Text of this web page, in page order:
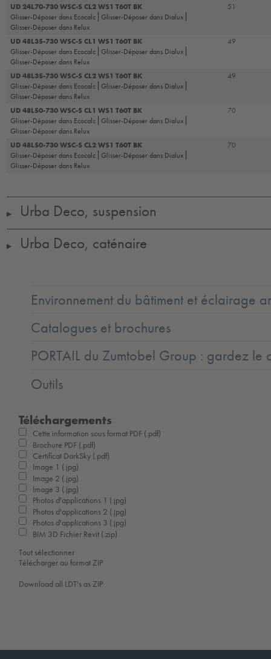
UD 24L70-730 WSC-S CL2 WS1 T60T BK
Glisser-Déposer dans Ecocalc Glisser-Déposer dans Dialux
Glisser-Déposer dans Relux
51
UD 48L35-730 WSC-S CL1 WS1 T60T BK
Glisser-Déposer dans Ecocalc Glisser-Déposer dans Dialux
Glisser-Déposer dans Relux
49
UD 48L35-730 WSC-S CL2 WS1 T60T BK
Glisser-Déposer dans Ecocalc Glisser-Déposer dans Dialux
Glisser-Déposer dans Relux
49
UD 48L50-730 WSC-S CL1 WS1 T60T BK
Glisser-Déposer dans Ecocalc Glisser-Déposer dans Dialux
Glisser-Déposer dans Relux
70
UD 48L50-730 WSC-S CL2 WS1 T60T BK
Glisser-Déposer dans Ecocalc Glisser-Déposer dans Dialux
Glisser-Déposer dans Relux
70
▶ Urba Deco, suspension
▶ Urba Deco, caténaire
Environnement du bâtiment et éclairage
Catalogues et brochures
PORTAIL du Zumtobel Group : gardez le
Outils
Téléchargements
Cette information sous format PDF (.pdf)
Brochure PDF (.pdf)
Certificat DarkSky (.pdf)
Image 1 (.jpg)
Image 2 (.jpg)
Image 3 (.jpg)
Photos d'applications 1 (.jpg)
Photos d'applications 2 (.jpg)
Photos d'applications 3 (.jpg)
BIM 3D Fichier Revit (.zip)
Tout sélectionner
Télécharger au format ZIP
Download all LDT's as ZIP